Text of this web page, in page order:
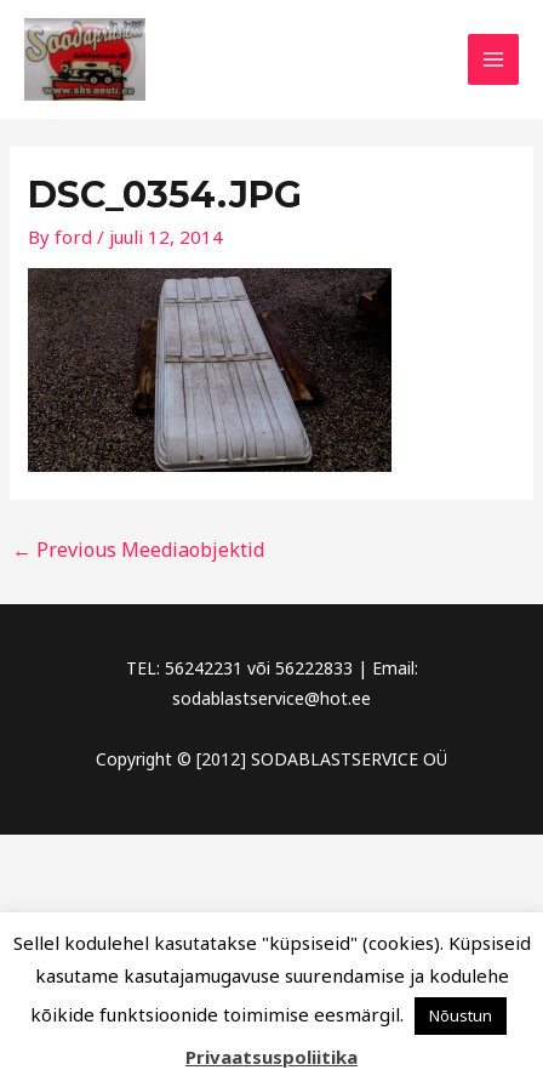
Skip
content
DSC_0354.JPG
Byford/ juuli 12, 2014
Post
navigation
← Previous Meediaobjektid
TEL: 56242231 või 56222833 | Email:
sodablastservice@hot.ee
Copyright © [2012] SODABLASTSERVICE OÜ
Sellel kodulehel kasutatakse "küpsiseid" (cookies). Küpsiseid
kasutame kasutajamugavuse suurendamise ja kodulehe
kõikide funktsioonide toimimise eesmärgil.
Nõustun
Privaatsuspoliitika